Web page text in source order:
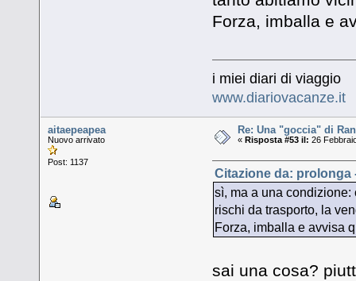
Forza, imballa e
i miei diari di viaggio
www.diariovacanze.it
aitaepeapea
Nuovo arrivato
Post: 1137
Re: Una "goccia" di
«Risposta #53 il: 26
Citazione da: prolonga
sì, ma a una condizione:
rischi da trasporto, la
Forza, imballa e avvisa
sai una cosa?